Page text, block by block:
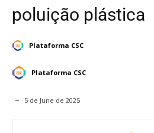
poluição plástica
Plataforma CSC
Plataforma CSC
5 de June de 2025